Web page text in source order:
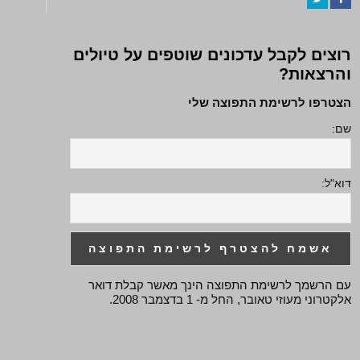
רוצים לקבל עדכונים שוטפים על טיולים
והרצאות?
הצטרפו לרשימת התפוצה שלי
שם:
דוא"ל:
עם הרשמך לרשימת התפוצה הינך מאשר קבלת דואר
אלקטרוני מעוזי טאובר, החל מ- 1 בדצמבר 2008.